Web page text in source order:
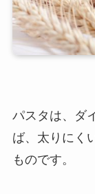
パスタは、ダ
ば、太りにく
ものです。